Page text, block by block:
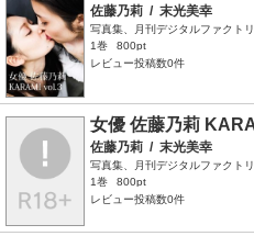
佐藤乃莉 / 末光美幸
写真集、月刊デジタルファクト
1巻
800pt
レビュー投稿数0件
女優 佐藤乃莉
佐藤乃莉 / 末光美幸
写真集、月刊デジタルファクト
1巻
800pt
レビュー投稿数0件